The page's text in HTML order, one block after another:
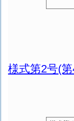
様式第2号(